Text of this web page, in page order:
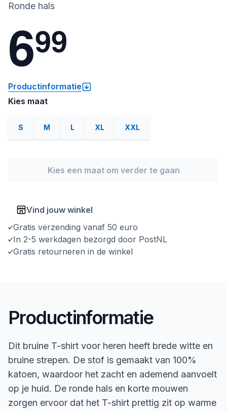
Ronde hals
699
Productinformatie
Kies maat
S M L XL XXL
Kies een maat om verder te gaan
Vind jouw winkel
Gratis verzending vanaf 50 euro
In 2-5 werkdagen bezorgd door PostNL
Gratis retourneren in de winkel
Productinformatie
Dit bruine T-shirt voor heren heeft brede witte en
bruine strepen. De stof is gemaakt van 100%
katoen, waardoor het zacht en ademend aanvoelt
op je huid. De ronde hals en korte mouwen
zorgen ervoor dat het T-shirt prettig zit op warme